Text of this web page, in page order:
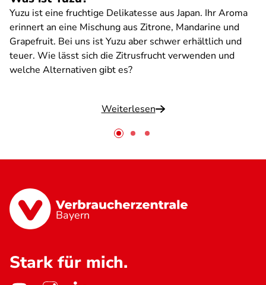
Yuzu ist eine fruchtige Delikatesse aus Japan. Ihr Aroma
erinnert an eine Mischung aus Zitrone, Mandarine und
Grapefruit. Bei uns ist Yuzu aber schwer erhältlich und
teuer. Wie lässt sich die Zitrusfrucht verwenden und
welche Alternativen gibt es?
Weiterlesen
Bayern
Stark für mich.